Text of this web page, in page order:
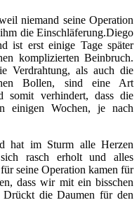
niemand seine Operation
die Einschläferung.Diego
ist erst einige Tage später
komplizierten Beinbruch.
Verdrahtung, als auch die
Bollen, sind eine Art
somit verhindert, dass die
einigen Wochen, je nach
hat im Sturm alle Herzen
rasch erholt und alles
seine Operation kamen für
dass wir mit ein bisschen
Drückt die Daumen für den